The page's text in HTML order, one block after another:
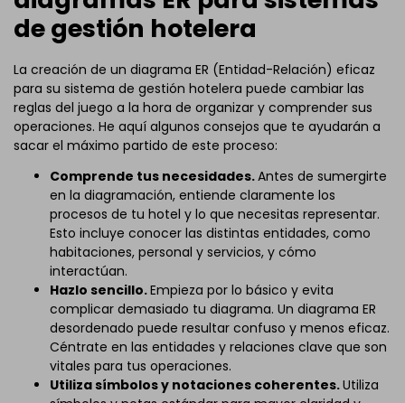
de gestión hotelera
La creación de un diagrama ER (Entidad-Relación) eficaz
para su sistema de gestión hotelera puede cambiar las
reglas del juego a la hora de organizar y comprender sus
operaciones. He aquí algunos consejos que te ayudarán a
sacar el máximo partido de este proceso:
Comprende tus necesidades.Antes de sumergirte
en la diagramación, entiende claramente los
procesos de tu hotel y lo que necesitas representar.
Esto incluye conocer las distintas entidades, como
habitaciones, personal y servicios, y cómo
interactúan.
Hazlo sencillo.Empieza por lo básico y evita
complicar demasiado tu diagrama. Un diagrama ER
desordenado puede resultar confuso y menos eficaz.
Céntrate en las entidades y relaciones clave que son
vitales para tus operaciones.
Utiliza símbolos y notaciones coherentes.Utiliza